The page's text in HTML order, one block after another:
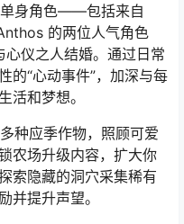
单身角色——包括来自
的两位人气角色
仪之人结婚。通过日常
的“心动事件”，加深与每
活和梦想。
种应季作物，照顾可爱
农场升级内容，扩大你
索隐藏的洞穴采集稀有
并提升声望。